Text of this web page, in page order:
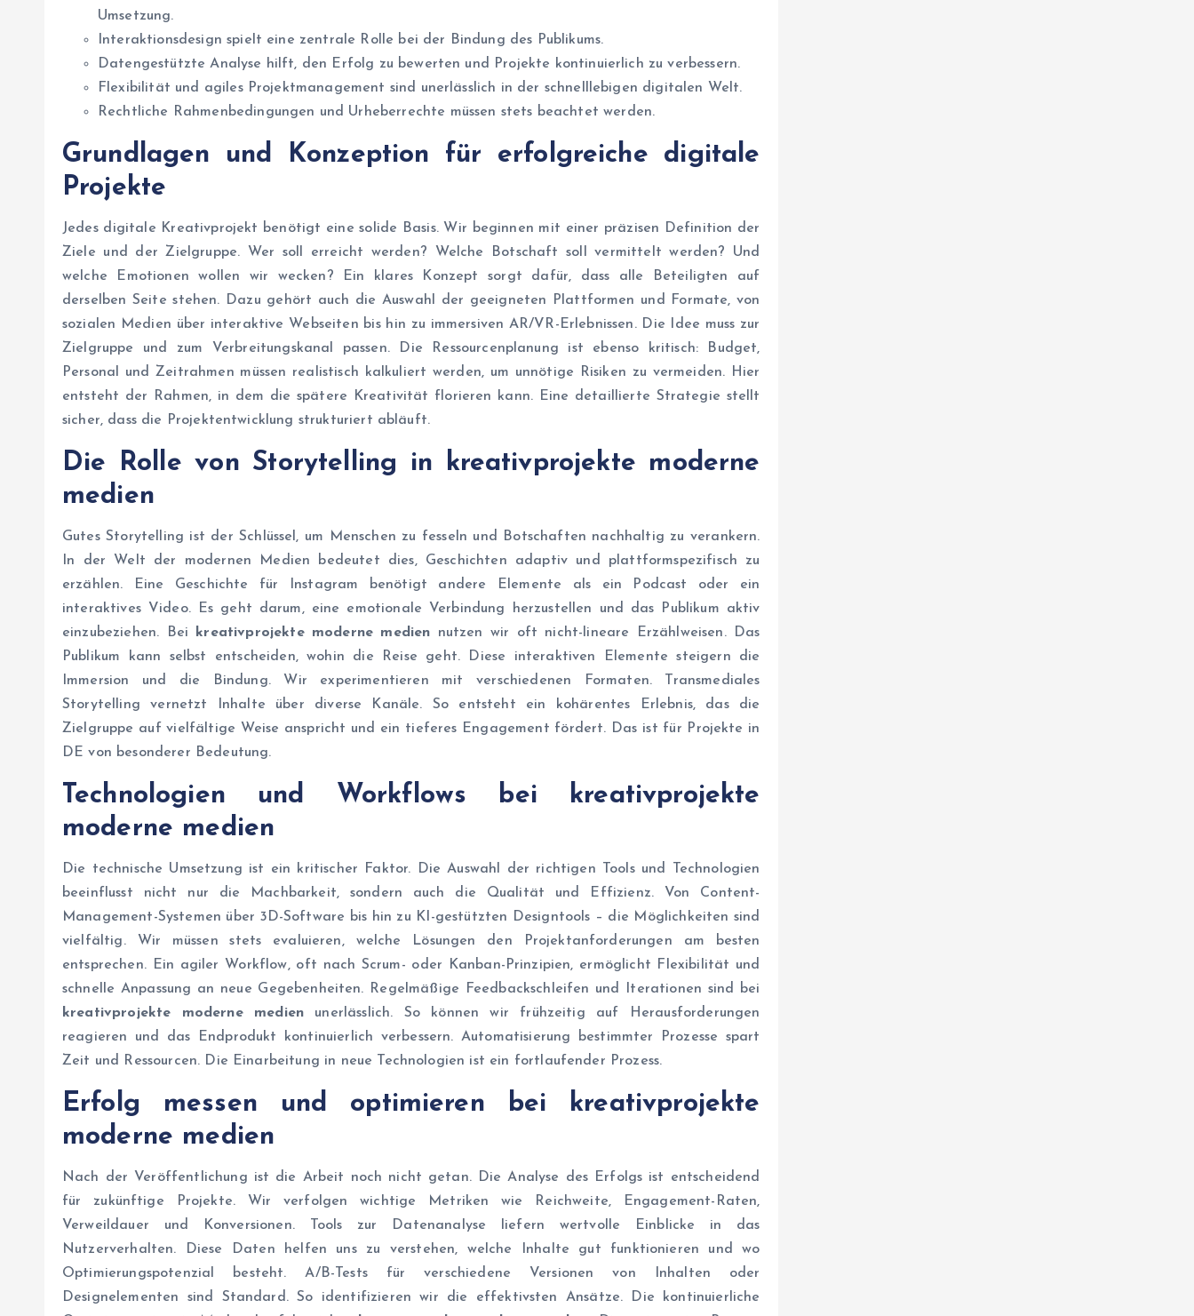
Umsetzung.
Interaktionsdesign spielt eine zentrale Rolle bei der Bindung des Publikums.
Datengestützte Analyse hilft, den Erfolg zu bewerten und Projekte kontinuierlich zu verbessern.
Flexibilität und agiles Projektmanagement sind unerlässlich in der schnelllebigen digitalen Welt.
Rechtliche Rahmenbedingungen und Urheberrechte müssen stets beachtet werden.
Grundlagen und Konzeption für erfolgreiche digitale
Projekte
Jedes digitale Kreativprojekt benötigt eine solide Basis. Wir beginnen mit einer präzisen Definition der
Ziele und der Zielgruppe. Wer soll erreicht werden? Welche Botschaft soll vermittelt werden? Und
welche Emotionen wollen wir wecken? Ein klares Konzept sorgt dafür, dass alle Beteiligten auf
derselben Seite stehen. Dazu gehört auch die Auswahl der geeigneten Plattformen und Formate, von
sozialen Medien über interaktive Webseiten bis hin zu immersiven AR/VR-Erlebnissen. Die Idee muss zur
Zielgruppe und zum Verbreitungskanal passen. Die Ressourcenplanung ist ebenso kritisch: Budget,
Personal und Zeitrahmen müssen realistisch kalkuliert werden, um unnötige Risiken zu vermeiden. Hier
entsteht der Rahmen, in dem die spätere Kreativität florieren kann. Eine detaillierte Strategie stellt
sicher, dass die Projektentwicklung strukturiert abläuft.
Die Rolle von Storytelling in kreativprojekte moderne
medien
Gutes Storytelling ist der Schlüssel, um Menschen zu fesseln und Botschaften nachhaltig zu verankern.
In der Welt der modernen Medien bedeutet dies, Geschichten adaptiv und plattformspezifisch zu
erzählen. Eine Geschichte für Instagram benötigt andere Elemente als ein Podcast oder ein
interaktives Video. Es geht darum, eine emotionale Verbindung herzustellen und das Publikum aktiv
einzubeziehen. Bei
kreativprojekte moderne medien nutzen wir oft nicht-lineare Erzählweisen. Das
Publikum kann selbst entscheiden, wohin die Reise geht. Diese interaktiven Elemente steigern die
Immersion und die Bindung. Wir experimentieren mit verschiedenen Formaten. Transmediales
Storytelling vernetzt Inhalte über diverse Kanäle. So entsteht ein kohärentes Erlebnis, das die
Zielgruppe auf vielfältige Weise anspricht und ein tieferes Engagement fördert. Das ist für Projekte in
DE von besonderer Bedeutung.
Technologien und Workflows bei kreativprojekte
moderne medien
Die technische Umsetzung ist ein kritischer Faktor. Die Auswahl der richtigen Tools und Technologien
beeinflusst nicht nur die Machbarkeit, sondern auch die Qualität und Effizienz. Von Content-
Management-Systemen über 3D-Software bis hin zu KI-gestützten Designtools – die Möglichkeiten sind
vielfältig. Wir müssen stets evaluieren, welche Lösungen den Projektanforderungen am besten
entsprechen. Ein agiler Workflow, oft nach Scrum- oder Kanban-Prinzipien, ermöglicht Flexibilität und
schnelle Anpassung an neue Gegebenheiten. Regelmäßige Feedbackschleifen und Iterationen sind bei
kreativprojekte moderne medien unerlässlich. So können wir frühzeitig auf Herausforderungen
reagieren und das Endprodukt kontinuierlich verbessern. Automatisierung bestimmter Prozesse spart
Zeit und Ressourcen. Die Einarbeitung in neue Technologien ist ein fortlaufender Prozess.
Erfolg messen und optimieren bei kreativprojekte
moderne medien
Nach der Veröffentlichung ist die Arbeit noch nicht getan. Die Analyse des Erfolgs ist entscheidend
für zukünftige Projekte. Wir verfolgen wichtige Metriken wie Reichweite, Engagement-Raten,
Verweildauer und Konversionen. Tools zur Datenanalyse liefern wertvolle Einblicke in das
Nutzerverhalten. Diese Daten helfen uns zu verstehen, welche Inhalte gut funktionieren und wo
Optimierungspotenzial besteht. A/B-Tests für verschiedene Versionen von Inhalten oder
Designelementen sind Standard. So identifizieren wir die effektivsten Ansätze. Die kontinuierliche